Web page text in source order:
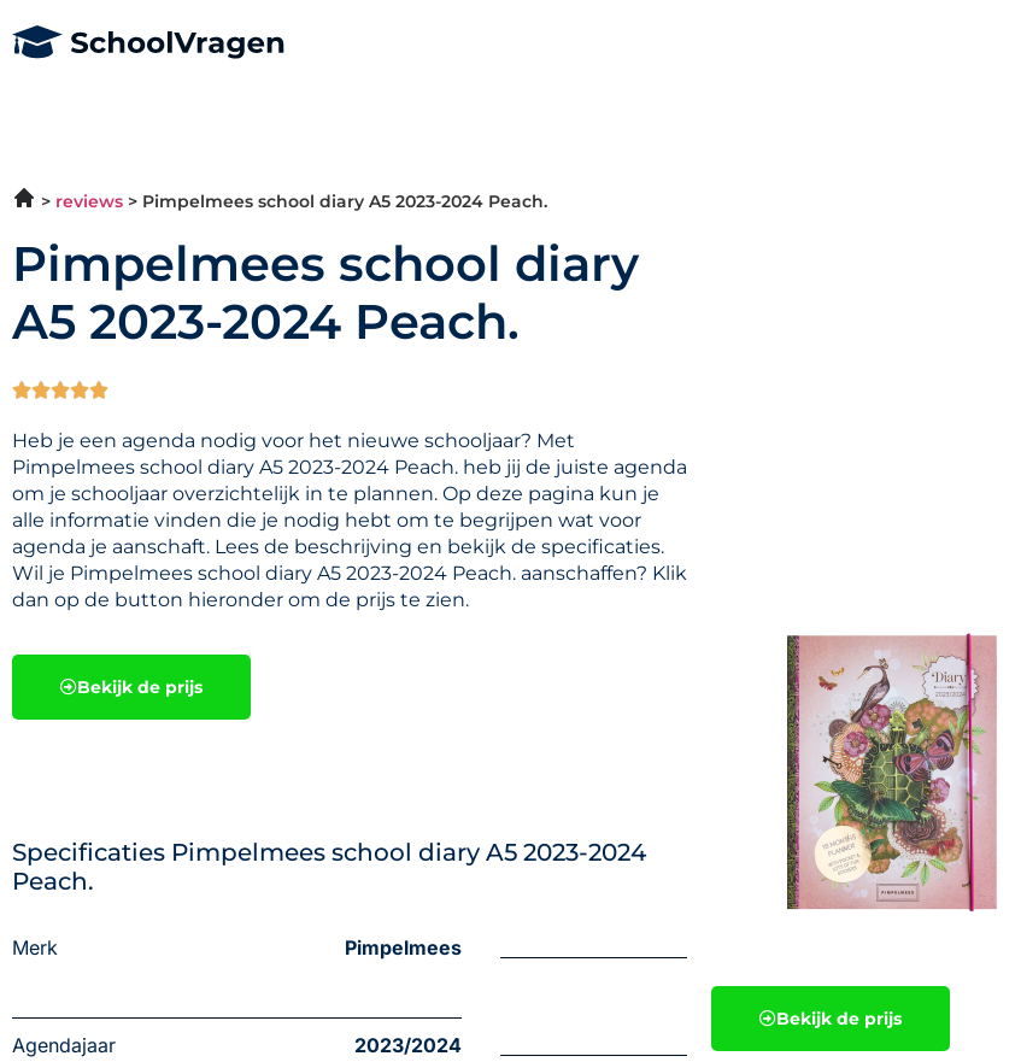
reviews Pimpelmees school diary A5 2023-2024 Peach.
Pimpelmees school diary
A5 2023-2024 Peach.

Heb je een agenda nodig voor het nieuwe schooljaar? Met
Pimpelmees school diary A5 2023-2024 Peach. heb jij de juiste agenda
om je schooljaar overzichtelijk in te plannen. Op deze pagina kun je
alle informatie vinden die je nodig hebt om te begrijpen wat voor
agenda je aanschaft. Lees de beschrijving en bekijk de specificaties.
Wil je Pimpelmees school diary A5 2023-2024 Peach. aanschaffen? Klik
dan op de button hieronder om de prijs te zien.
Bekijk de prijs
Specificaties Pimpelmees school diary A5 2023-2024
Peach.
Merk Pimpelmees
Agendajaar 2023/2024
Bekijk de prijs